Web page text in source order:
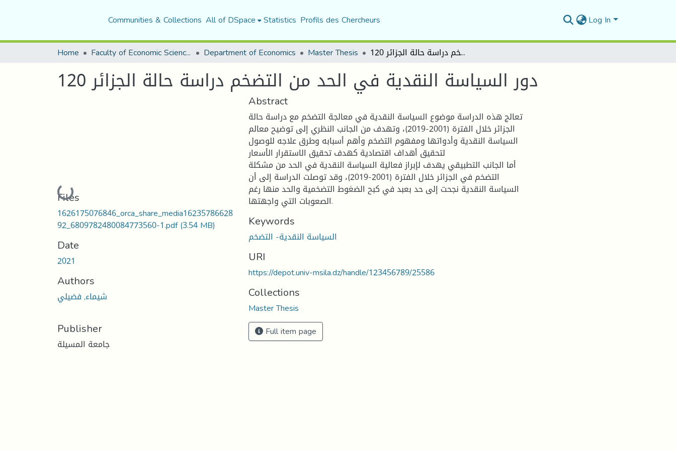
Communities & Collections All of DSpace Statistics Profils des Chercheurs Log In
Home Faculty of Economic Sciences, Commerce and Management Sciences Department of Economics Master Thesis دور السياسة النقدية في الحد من التضخم دراسة حالة الجزائر 120
دور السياسة النقدية في الحد من التضخم دراسة حالة الجزائر 120
Loading...
Files
1626175076846_orca_share_media16235786628
92_6809782480084773560-1.pdf(3.54 MB)
Date
2021
Authors
شيماء, فضيلي
Publisher
جامعة المسيلة
Abstract
تعالج هذه الدراسة موضوع السياسة النقدية في معالجة التضخم مع دراسة حالة
الجزائر خلال الفترة (2001-2019)، وتهدف من الجانب النظري إلى توضيح معالم
السياسة النقدية وأدواتها ومفهوم التضخم وأهم أسبابه وطرق علاجه للوصول
لتحقيق أهداف اقتصادية كهدف تحقيق الاستقرار الأسعار
أما الجانب التطبيقي يهدف لإبراز فعالية السياسة النقدية في الحد من مشكلة
التضخم في الجزائر خلال الفترة (2001-2019)، وقد توصلت الدراسة إلى أن
السياسة النقدية نجحت إلى حد بعبد في كبح الضغوط التضخمية والحد منها رغم
الصعوبات التي واجهتها.
Keywords
السياسة النقدية- التضخم
URI
https://depot.univ-msila.dz/handle/123456789/25586
Collections
Master Thesis
Full item page